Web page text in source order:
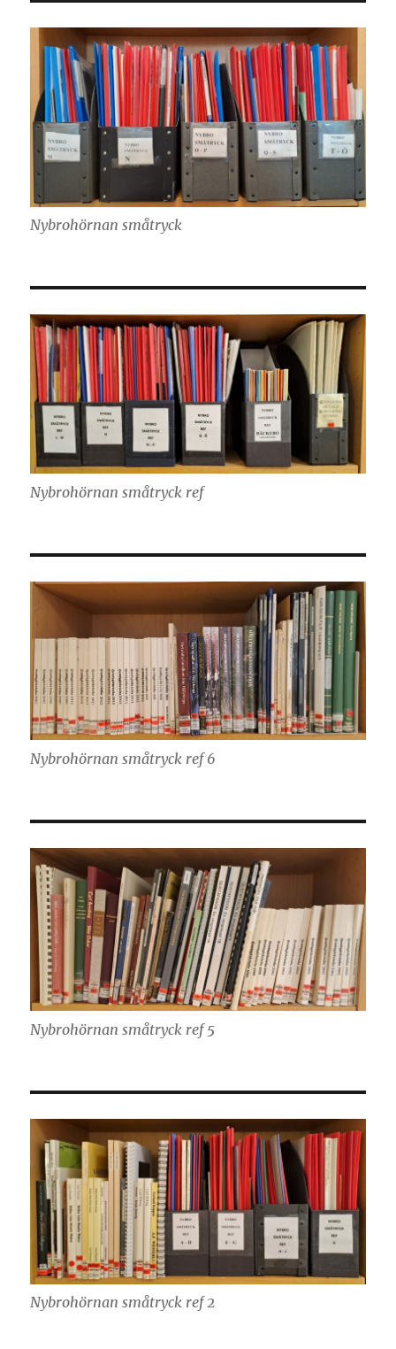
Nybrohörnan småtryck
Nybrohörnan småtryck ref
Nybrohörnan småtryck ref 6
Nybrohörnan småtryck ref 5
Nybrohörnan småtryck ref 2